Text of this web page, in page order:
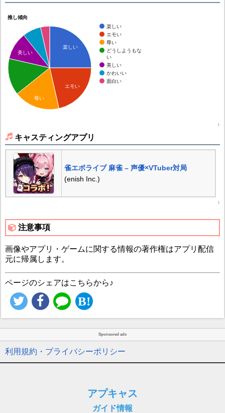
推し傾向
楽しい
エモい
尊い
どうしようもな
い
美しい
かわいい
面白い
楽しい
エモい
美しい
尊い
↑
キャスティングアプリ
雀エボライブ 麻雀 – 声優×VTuber対局
(enish Inc.)
↑
注意事項
画像やアプリ・ゲームに関する情報の著作権はアプリ配信
元に帰属します。
ページのシェアはこちらから♪
Sponsored ads
利用規約・プライバシーポリシー
アプキャス
ガイド情報